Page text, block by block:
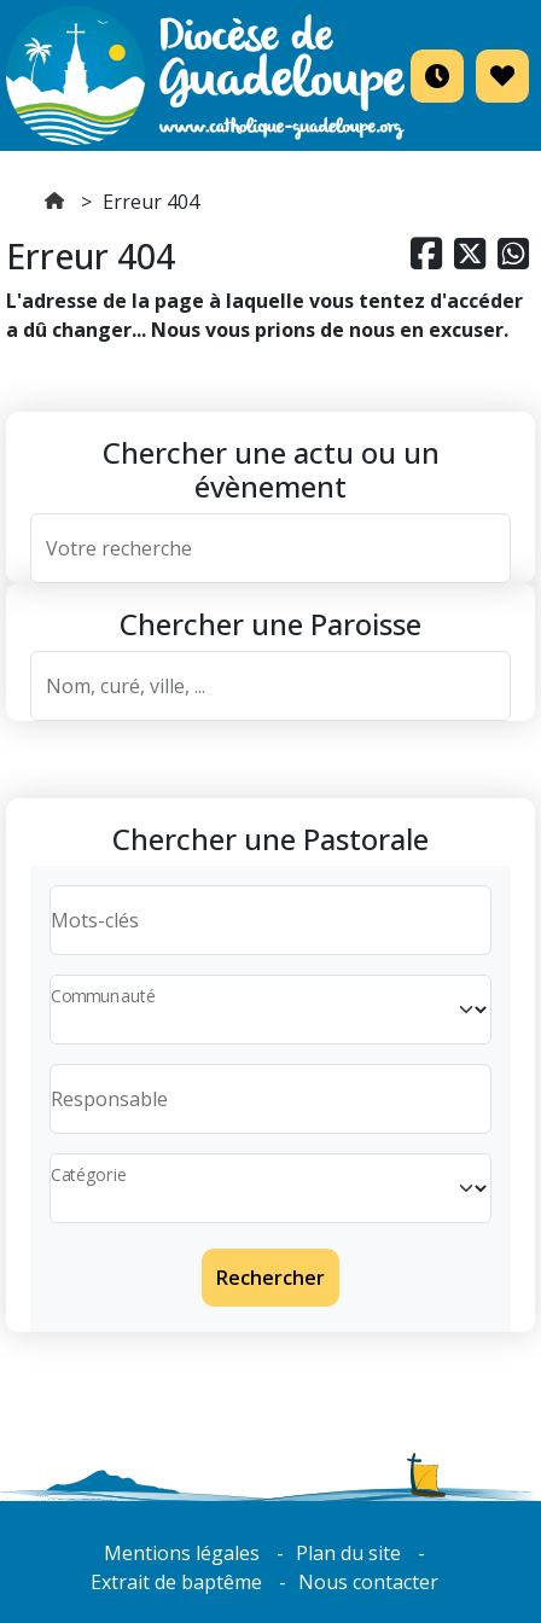
Erreur 404
  
Erreur 404
L'adresse de la page à laquelle vous tentez d'accéder
a dû changer... Nous vous prions de nous en excuser.
Chercher une actu ou un
évènement
Votre recherche
Chercher une Paroisse
Nom, curé, ville, ...
Chercher une Pastorale
Mots-clés
Communauté
Responsable
Catégorie
Rechercher
Mentions légales
Plan du site
Extrait de baptême
Nous contacter